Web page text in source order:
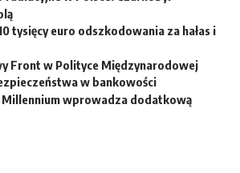
tysięcy euro odszkodowania za hałas i
Front w Polityce Międzynarodowej
w bankowości
wprowadza dodatkową